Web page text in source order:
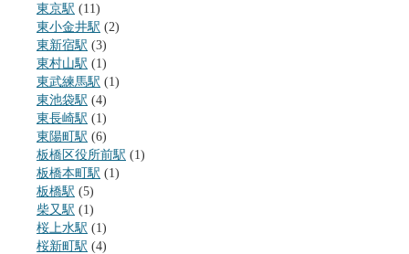
東京駅 (11)
東小金井駅 (2)
東新宿駅 (3)
東村山駅 (1)
東武練馬駅 (1)
東池袋駅 (4)
東長崎駅 (1)
東陽町駅 (6)
板橋区役所前駅 (1)
板橋本町駅 (1)
板橋駅 (5)
柴又駅 (1)
桜上水駅 (1)
桜新町駅 (4)